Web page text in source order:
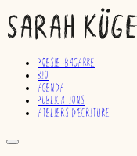
Poesie-bagarre
Bio
Agenda
Publications
Ateliers d'écriture